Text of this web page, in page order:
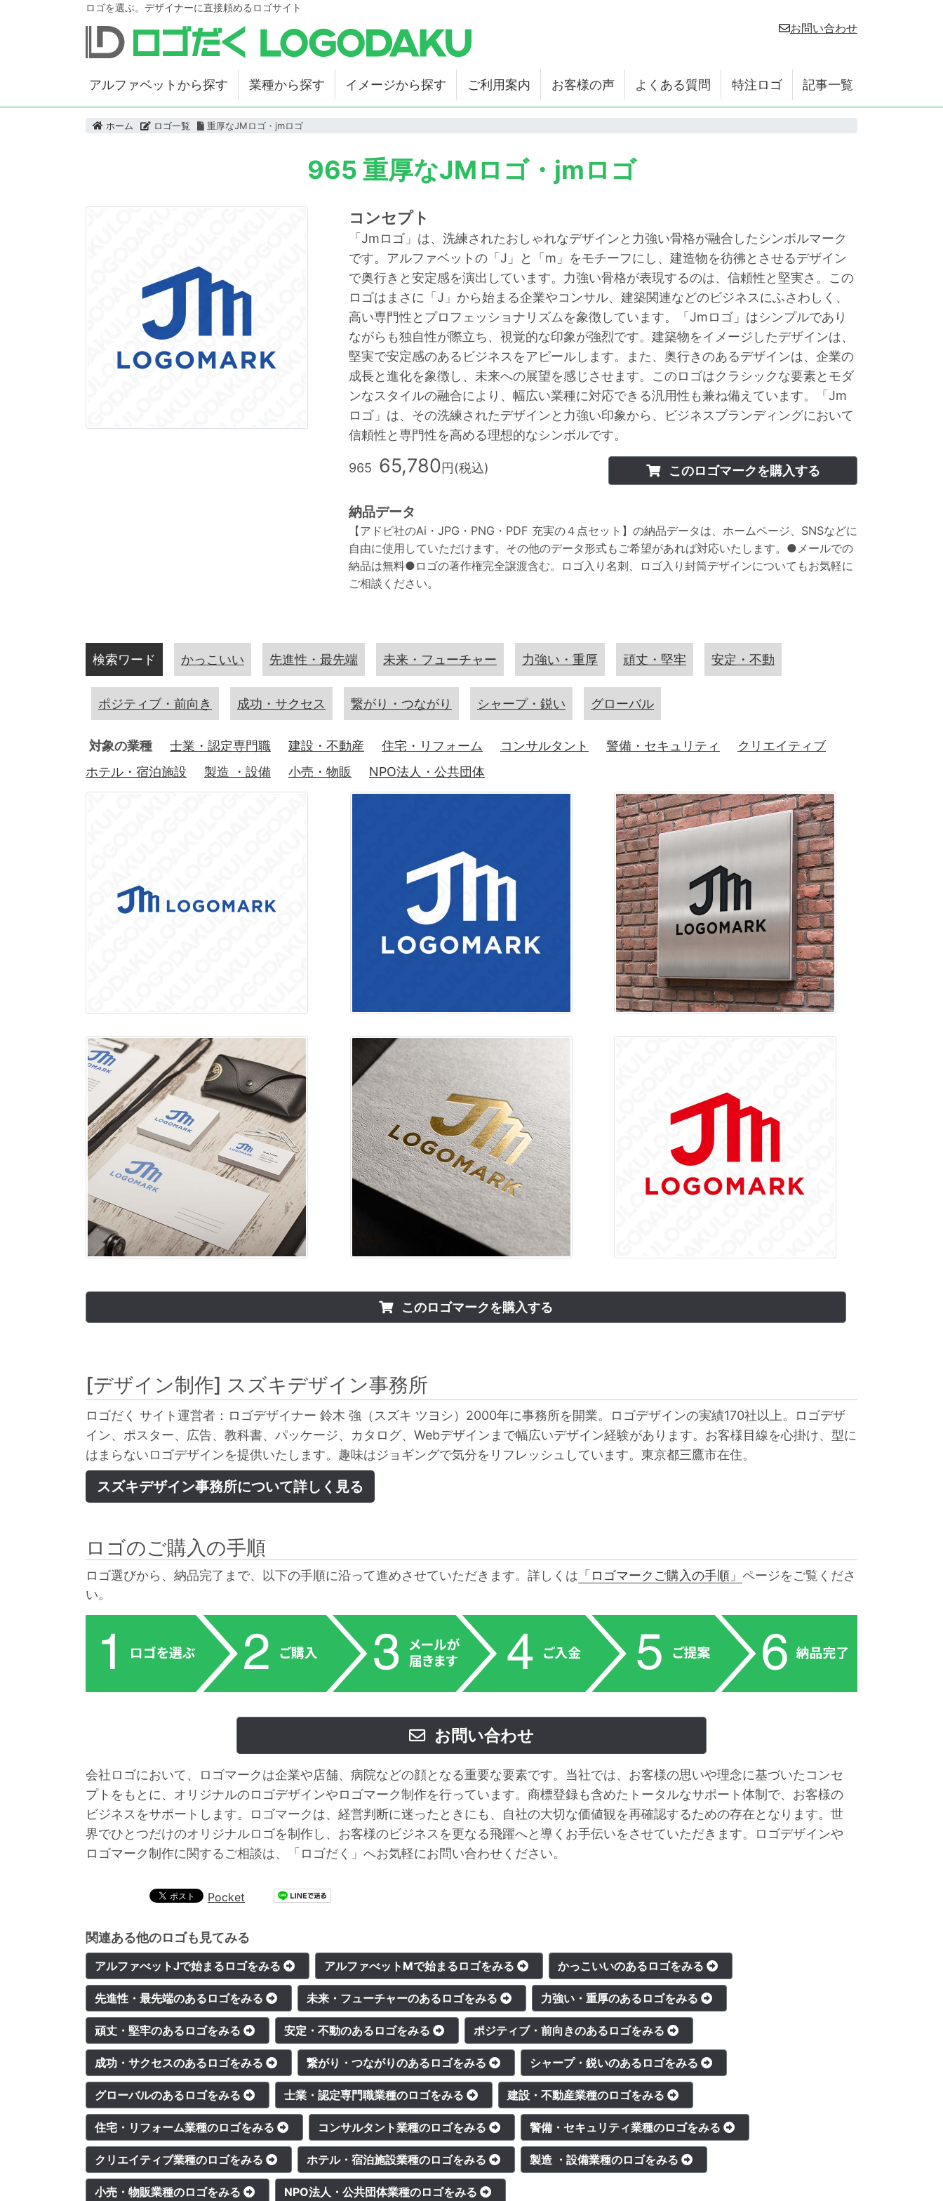
ロゴを選ぶ。デザイナーに直接頼めるロゴサイト
お問い合わせ
アルファベットから探す 業種から探す イメージから探す ご利用案内 お客様の声 よくある質問 特注ロゴ 記事一覧
ホーム ロゴ一覧 重厚なJMロゴ・jmロゴ
965 重厚なJMロゴ・jmロゴ
コンセプト
「Jmロゴ」は、洗練されたおしゃれなデザインと力強い骨格が融合したシンボルマーク
です。アルファベットの「J」と「m」をモチーフにし、建造物を彷彿とさせるデザイン
で奥行きと安定感を演出しています。力強い骨格が表現するのは、信頼性と堅実さ。この
ロゴはまさに「J」から始まる企業やコンサル、建築関連などのビジネスにふさわしく、
高い専門性とプロフェッショナリズムを象徴しています。「Jmロゴ」はシンプルであり
ながらも独自性が際立ち、視覚的な印象が強烈です。建築物をイメージしたデザインは、
堅実で安定感のあるビジネスをアピールします。また、奥行きのあるデザインは、企業の
成長と進化を象徴し、未来への展望を感じさせます。このロゴはクラシックな要素とモダ
ンなスタイルの融合により、幅広い業種に対応できる汎用性も兼ね備えています。「Jm
ロゴ」は、その洗練されたデザインと力強い印象から、ビジネスブランディングにおいて
信頼性と専門性を高める理想的なシンボルです。
965 65,780円(税込) このロゴマークを購入する
納品データ
【アドビ社のAi・JPG・PNG・PDF 充実の４点セット】の納品データは、ホームページ、SNSなどに
自由に使用していただけます。その他のデータ形式もご希望があれば対応いたします。●メールでの
納品は無料●ロゴの著作権完全譲渡含む。ロゴ入り名刺、ロゴ入り封筒デザインについてもお気軽に
ご相談ください。
検索ワード かっこいい 先進性・最先端 未来・フューチャー 力強い・重厚 頑丈・堅牢 安定・不動
ポジティブ・前向き 成功・サクセス 繋がり・つながり シャープ・鋭い グローバル
対象の業種 士業・認定専門職 建設・不動産 住宅・リフォーム コンサルタント 警備・セキュリティ
クリエイティブ
ホテル・宿泊施設
製造 ・設備 小売・物販 NPO法人・公共団体
このロゴマークを購入する
[デザイン制作] スズキデザイン事務所
ロゴだく サイト運営者：ロゴデザイナー 鈴木 強（スズキ ツヨシ）2000年に事務所を開業。ロゴデザインの実績170社以上。ロゴデザ
イン、ポスター、広告、教科書、パッケージ、カタログ、Webデザインまで幅広いデザイン経験があります。お客様目線を心掛け、型に
はまらないロゴデザインを提供いたします。趣味はジョギングで気分をリフレッシュしています。東京都三鷹市在住。
スズキデザイン事務所について詳しく見る
ロゴのご購入の手順
ロゴ選びから、納品完了まで、以下の手順に沿って進めさせていただきます。詳しくは 「ロゴマークご購入の手順」 ページをご覧くださ
い。
お問い合わせ
会社ロゴにおいて、ロゴマークは企業や店舗、病院などの顔となる重要な要素です。当社では、お客様の思いや理念に基づいたコンセ
プトをもとに、オリジナルのロゴデザインやロゴマーク制作を行っています。商標登録も含めたトータルなサポート体制で、お客様の
ビジネスをサポートします。ロゴマークは、経営判断に迷ったときにも、自社の大切な価値観を再確認するための存在となります。世
界でひとつだけのオリジナルロゴを制作し、お客様のビジネスを更なる飛躍へと導くお手伝いをさせていただきます。ロゴデザインや
ロゴマーク制作に関するご相談は、「ロゴだく」へお気軽にお問い合わせください。
Pocket
関連ある他のロゴも見てみる
アルファべットJで始まるロゴをみる アルファべットMで始まるロゴをみる かっこいいのあるロゴをみる
先進性・最先端のあるロゴをみる 未来・フューチャーのあるロゴをみる 力強い・重厚のあるロゴをみる
頑丈・堅牢のあるロゴをみる 安定・不動のあるロゴをみる ポジティブ・前向きのあるロゴをみる
成功・サクセスのあるロゴをみる 繋がり・つながりのあるロゴをみる シャープ・鋭いのあるロゴをみる
グローバルのあるロゴをみる 士業・認定専門職業種のロゴをみる 建設・不動産業種のロゴをみる
住宅・リフォーム業種のロゴをみる コンサルタント業種のロゴをみる 警備・セキュリティ業種のロゴをみる
クリエイティブ業種のロゴをみる ホテル・宿泊施設業種のロゴをみる 製造 ・設備業種のロゴをみる
小売・物販業種のロゴをみる NPO法人・公共団体業種のロゴをみる